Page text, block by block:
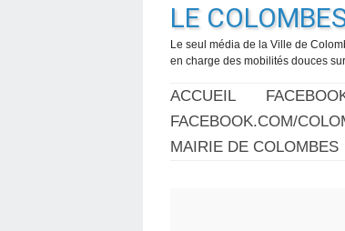
LE
Le seul média de la Ville de
en charge des mobilités douces
ACCUEIL
FACEBOOK.COM/
MAIRIE DE COLOMBES